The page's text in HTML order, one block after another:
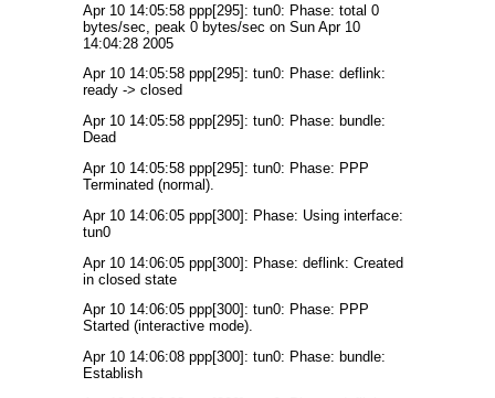
Apr 10 14:05:58 ppp[295]: tun0: Phase: total 0
bytes/sec, peak 0 bytes/sec on Sun Apr 10
14:04:28 2005
Apr 10 14:05:58 ppp[295]: tun0: Phase: deflink:
ready -> closed
Apr 10 14:05:58 ppp[295]: tun0: Phase: bundle:
Dead
Apr 10 14:05:58 ppp[295]: tun0: Phase: PPP
Terminated (normal).
Apr 10 14:06:05 ppp[300]: Phase: Using interface:
tun0
Apr 10 14:06:05 ppp[300]: Phase: deflink: Created
in closed state
Apr 10 14:06:05 ppp[300]: tun0: Phase: PPP
Started (interactive mode).
Apr 10 14:06:08 ppp[300]: tun0: Phase: bundle:
Establish